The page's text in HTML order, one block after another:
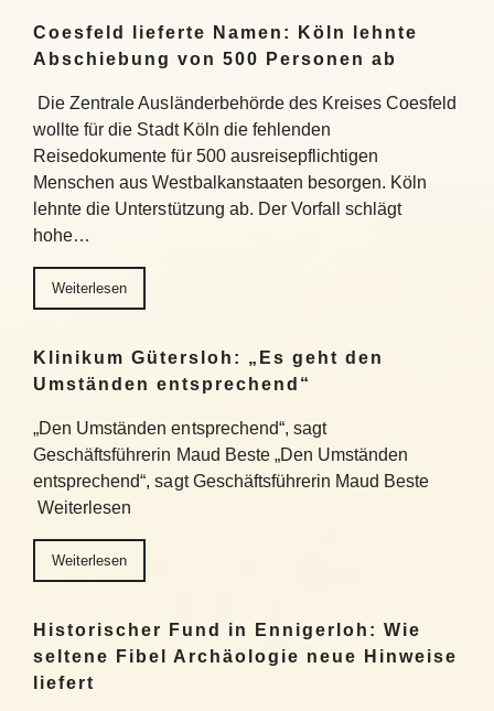
Coesfeld lieferte Namen: Köln lehnte
Abschiebung von 500 Personen ab
Die Zentrale Ausländerbehörde des Kreises Coesfeld
wollte für die Stadt Köln die fehlenden
Reisedokumente für 500 ausreisepflichtigen
Menschen aus Westbalkanstaaten besorgen. Köln
lehnte die Unterstützung ab. Der Vorfall schlägt
hohe…
Weiterlesen
Klinikum Gütersloh: „Es geht den
Umständen entsprechend“
„Den Umständen entsprechend“, sagt
Geschäftsführerin Maud Beste „Den Umständen
entsprechend“, sagt Geschäftsführerin Maud Beste
Weiterlesen
Weiterlesen
Historischer Fund in Ennigerloh: Wie
seltene Fibel Archäologie neue Hinweise
liefert